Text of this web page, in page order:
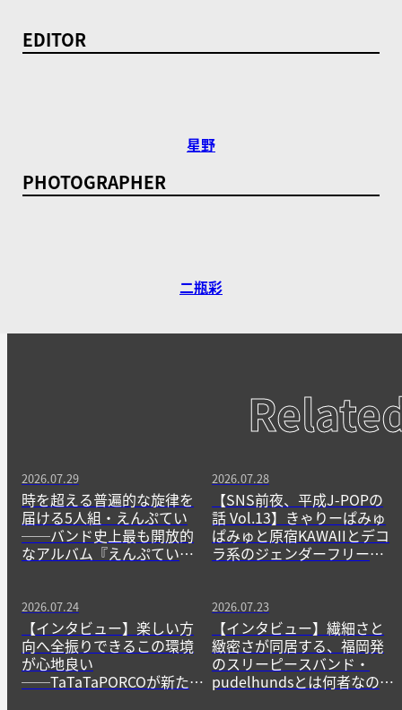
EDITOR
星野
PHOTOGRAPHER
二瓶彩
2026.07.29
時を超える普遍的な旋律を
届ける5人組・えんぷてい
──バンド史上最も開放的
なアルバム『えんぷてい』
2026.07.28
【SNS前夜、平成J-POPの
話 Vol.13】きゃりーぱみゅ
ぱみゅと原宿KAWAIIとデコ
ラ系のジェンダーフリーな
2026.07.24
【インタビュー】楽しい方
向へ全振りできるこの環境
が心地良い
──TaTaTaPORCOが新たに
2026.07.23
【インタビュー】繊細さと
緻密さが同居する、福岡発
のスリーピースバンド・
pudelhundsとは何者なの